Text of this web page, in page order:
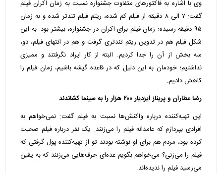
وی با اشاره به فاکتورهای متفاوت جشنواره نسبت به زمان اکران فیلم
گفت: ۷ الی ۸ دقیقه از فیلم کم شده، ریتم فیلم تندتر شده و به زمان
۹۵ دقیقه رسیده؛ زمان فیلم برای اکران در جشنواره، بیشتر بود. به این
شکل فیلم هم در تدوین ریتم تندتری گرفت و هم در انتهای فیلم، دو،
سه بخش از آن را جدا کردیم. البته از کار ایراد نگرفتند و ممیزی
نداشتیم؛ خودمان به این دلیل که در قاعده گیشه باشیم، زمان فیلم را
کاهش دادیم.
رضا عطاران و پریناز ایزدیار ۲۰۰ هزار را به سینما کشاندند
این تهیه‌کننده درباره واکنش‌ها نسبت به فیلم گفت: نمی‌خواهم به
افرادی بپردازم که عامدانه فیلم را می‌زنند. یک نفر درباره فیلم صحبت
کرده بود، مردم هم برای او نوشته بودند تو از تهیه‌کننده پول گرفتی که
فیلم را می‌زنی؟ می‌خواهم بگویم عده‌ای حرف‌هایی می‌زنند که به یقین
می‌رسید فیلم را ندیده‌اند.